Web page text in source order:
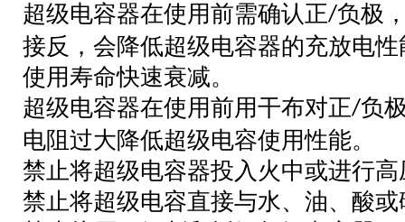
超级电容器在使用前需确认正/负极
接反，会降低超级电容器的充放电
使用寿命快速衰减。
超级电容器在使用前用干布对正/负
电阻过大降低超级电容使用性能。
禁止将超级电容器投入火中或进行
禁止将超级电容直接与水、油、酸